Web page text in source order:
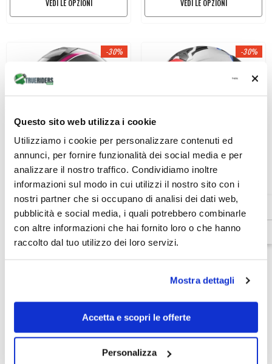
Questo sito web utilizza i cookie
Utilizziamo i cookie per personalizzare contenuti ed
annunci, per fornire funzionalità dei social media e per
analizzare il nostro traffico. Condividiamo inoltre
informazioni sul modo in cui utilizzi il nostro sito con i
nostri partner che si occupano di analisi dei dati web,
pubblicità e social media, i quali potrebbero combinarle
con altre informazioni che hai fornito loro o che hanno
raccolto dal tuo utilizzo dei loro servizi.
Mostra dettagli
Accetta e scopri le offerte
Personalizza
VEDI LE OPZIONI VEDI LE OPZIONI
-30%
Venditore:
Casco Jet Urban Nolan N20-2
€179,99 Da €132,99
-30%
Venditore:
LS2
LS2 FF910 Advant II Casco Moto
Reversibile – Bianco Blu Rosso
€369,00 €258,30
-30%